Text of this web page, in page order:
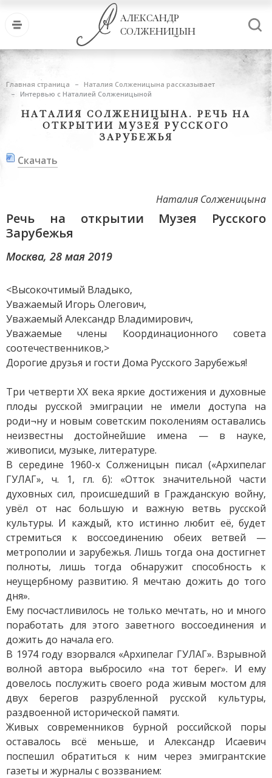
АЛЕКСАНДР
СОЛЖЕНИЦЫН
Главная страница
Наталия Солженицына рассказывает
Интервью с Наталией Солженицыной
НАТАЛИЯ СОЛЖЕНИЦЫНА. РЕЧЬ НА
ОТКРЫТИИ МУЗЕЯ РУССКОГО
ЗАРУБЕЖЬЯ
Скачать
Наталия Солженицына
Речь на открытии Музея Русского
Зарубежья
Москва, 28 мая 2019
<Высокочтимый Владыко,
Уважаемый Игорь Олегович,
Уважаемый Александр Владимирович,
Уважаемые члены Координационного совета
соотечественников,>
Дорогие друзья и гости Дома Русского Зарубежья!
Три четверти ХХ века яркие достижения и духовные
плоды русской эмиграции не имели доступа на
роди¬ну и новым советским поколениям оставались
неизвестны достойнейшие имена — в науке,
живописи, музыке, литературе.
В середине 1960-х Солженицын писал («Архипелаг
ГУЛАГ», ч. 1, гл. 6): «Отток значительной части
духовных сил, происшедший в Гражданскую войну,
увёл от нас большую и важную ветвь русской
культуры. И каждый, кто истинно любит её, будет
стремиться к воссоединению обеих ветвей —
метрополии и зарубежья. Лишь тогда она достигнет
полноты, лишь тогда обнаружит способность к
неущербному развитию. Я мечтаю дожить до того
дня».
Ему посчастливилось не только мечтать, но и много
поработать для этого заветного воссоединения и
дожить до начала его.
В 1974 году взорвался «Архипелаг ГУЛАГ». Взрывной
волной автора выбросило «на тот берег». И ему
довелось послужить своего рода живым мостом для
двух берегов разрубленной русской культуры,
раздвоенной исторической памяти.
Живых современников бурной российской поры
оставалось всё меньше, и Александр Исаевич
поспешил обратиться к ним через эмигрантские
газеты и журналы с воззванием: